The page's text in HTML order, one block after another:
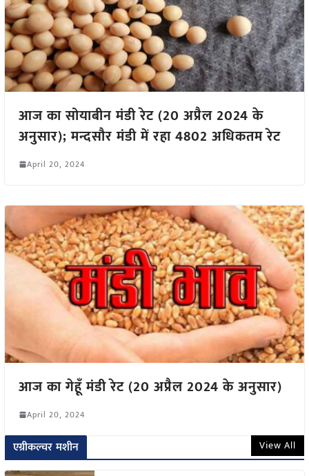
आज का सोयाबीन मंडी रेट (20 अप्रैल 2024 के
अनुसार); मन्दसौर मंडी में रहा 4802 अधिकतम रेट
April 20, 2024
आज का गेहूँ मंडी रेट (20 अप्रैल 2024 के अनुसार)
April 20, 2024
एग्रीकल्चर मशीन View All